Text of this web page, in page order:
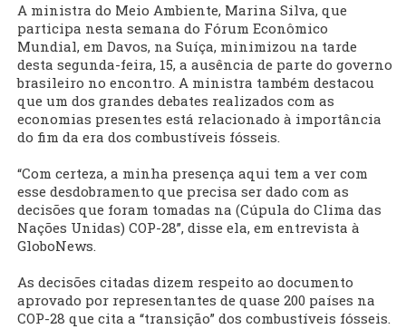
A ministra do Meio Ambiente, Marina Silva, que
participa nesta semana do Fórum Econômico
Mundial, em Davos, na Suíça, minimizou na tarde
desta segunda-feira, 15, a ausência de parte do governo
brasileiro no encontro. A ministra também destacou
que um dos grandes debates realizados com as
economias presentes está relacionado à importância
do fim da era dos combustíveis fósseis.
“Com certeza, a minha presença aqui tem a ver com
esse desdobramento que precisa ser dado com as
decisões que foram tomadas na (Cúpula do Clima das
Nações Unidas) COP-28”, disse ela, em entrevista à
GloboNews.
As decisões citadas dizem respeito ao documento
aprovado por representantes de quase 200 países na
COP-28 que cita a “transição” dos combustíveis fósseis.